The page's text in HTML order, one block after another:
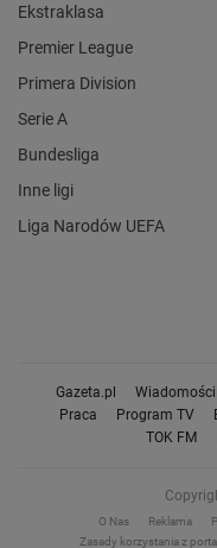
Ekstraklasa
Premier League
Primera Division
Serie A
Bundesliga
Inne ligi
Liga Narodów UEFA
Gazeta.pl Wiadomości
Praca
Program TV
TOK FM
O Nas Reklama
Zasady korzystania z